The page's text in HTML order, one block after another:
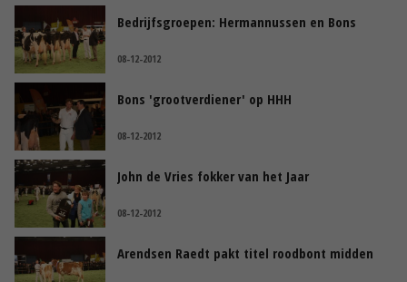
Bedrijfsgroepen: Hermannussen en Bons
08-12-2012
Bons 'grootverdiener' op HHH
08-12-2012
John de Vries fokker van het Jaar
08-12-2012
Arendsen Raedt pakt titel roodbont midden